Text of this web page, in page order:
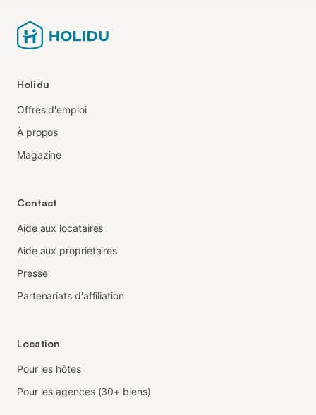
Holidu
Offres d'emploi
À propos
Magazine
Contact
Aide aux locataires
Aide aux propriétaires
Presse
Partenariats d'affiliation
Location
Pour les hôtes
Pour les agences (30+ biens)